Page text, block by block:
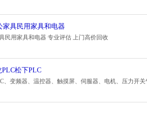
家具民用家具和电器
民用家具和电器 专业评估 上门高价回收
松下PLC
、变频器、温控器、触摸屏、伺服器、电机、压力开关